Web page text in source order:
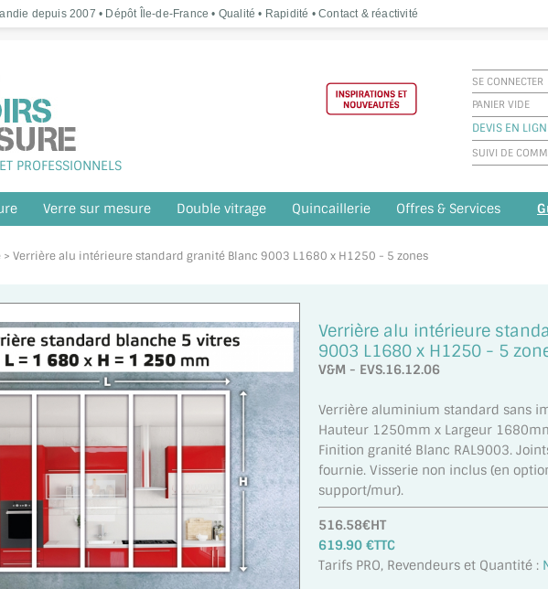
depuis 2007 • Dépôt Île-de-France • Qualité • Rapidité • Contact & réactivité
PROFESSIONNELS
SE CONNECTER
PANIER VIDE
DEVIS EN
SUIVI DE
Verre sur mesure Double vitrage Quincaillerie Offres & Services
> Verrière alu intérieure standard granité Blanc 9003 L1680 x H1250 - 5 zones
Verrière alu intérieure
9003 L1680 x H1250 - 5
V&M - EVS.16.12.06
Verrière aluminium standard sans
Hauteur 1250mm x Largeur
Finition granité Blanc RAL9003.
fournie. Visserie non inclus (en
support/mur).
516.58€HT
619.90 €TTC
Tarifs PRO, Revendeurs et Quantité :